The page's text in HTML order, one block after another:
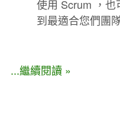
使用 Scrum ，
到最適合您們團
...繼續閱讀 »